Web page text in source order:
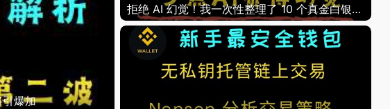
刷奖励套利工具：
如何获得你
拒绝 AI 幻觉！我一次性整理了 10 个真金白银的信息差（新手避坑必看）